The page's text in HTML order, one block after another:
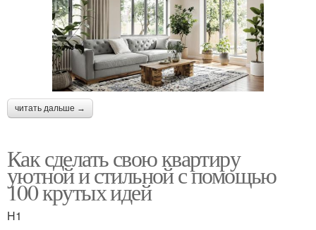
читать дальше →
Как сделать свою квартиру
уютной и стильной с помощью
100 крутых идей
H1